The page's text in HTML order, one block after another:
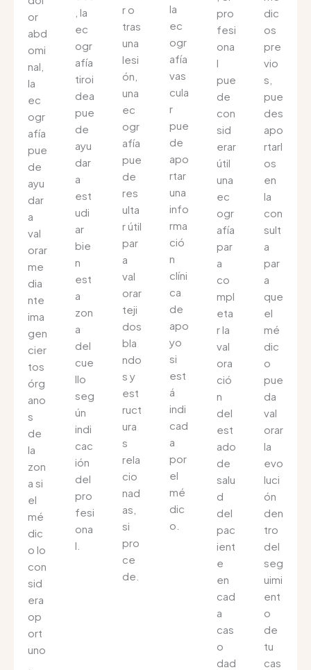
or
abd
omi
nal,
la
ec
ogr
afía
pue
de
ayu
dar
a
val
orar
me
dia
nte
ima
gen
cier
tos
órg
ano
s
de
la
zon
a si
el
mé
dic
o lo
con
sid
era
op
ort
uno
, la
ec
ogr
afía
tiroi
dea
pue
de
ayu
dar
a
est
udi
ar
bie
n
est
a
zon
a
del
cue
llo
seg
ún
indi
cac
ión
del
pro
fesi
ona
l.
r o
tras
una
lesi
ón,
una
ec
ogr
afía
pue
de
res
ulta
r útil
par
a
val
orar
teji
dos
bla
ndo
s y
est
ruct
ura
s
rela
cio
nad
as,
si
pro
ce
de.
la
ec
ogr
afía
vas
cula
r
pue
de
apo
rtar
una
info
rma
ció
n
clíni
ca
de
apo
yo
si
est
á
indi
cad
a
por
el
mé
dic
o.
pro
fesi
ona
l
pue
de
con
sid
erar
útil
una
ec
ogr
afía
par
a
co
mpl
eta
r la
val
ora
ció
n
del
est
ado
de
salu
d
del
pac
ient
e
en
cad
a
cas
o
dad
dic
os
pre
vio
s,
pue
des
apo
rtarl
os
en
la
con
sult
a
par
a
que
el
mé
dic
o
pue
da
val
orar
la
evo
luci
ón
den
tro
del
seg
uimi
ent
o
de
tu
cas